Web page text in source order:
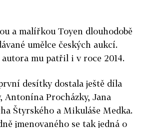
a malířkou Toyen dlouhodobě
umělce českých aukcí.
mu patřil i v roce 2014.
desítky dostala ještě díla
Antonína Procházky, Jana
Štyrského a Mikuláše Medka.
jmenovaného se tak jedná o